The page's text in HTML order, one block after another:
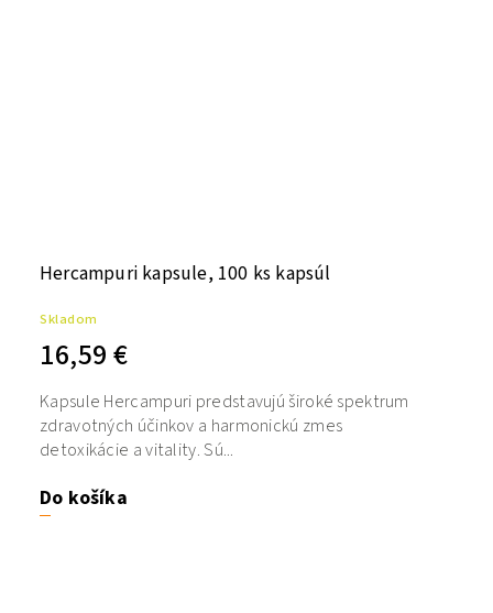
Hercampuri kapsule, 100 ks kapsúl
Skladom
16,59 €
Do košíka
Kapsule Hercampuri predstavujú široké spektrum
zdravotných účinkov a harmonickú zmes
detoxikácie a vitality. Sú...